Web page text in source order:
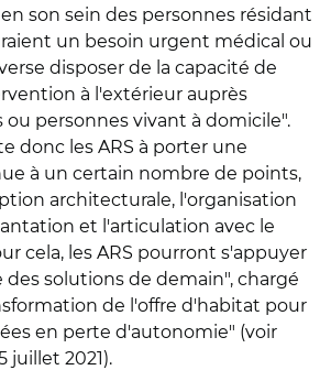
son sein des personnes résidant
un besoin urgent médical ou
disposer de la capacité de
à l'extérieur auprès
personnes vivant à domicile".
donc les ARS à porter une
à un certain nombre de points,
architecturale, l'organisation
et l'articulation avec le
cela, les ARS pourront s'appuyer
des solutions de demain", chargé
de l'offre d'habitat pour
en perte d'autonomie" (voir
juillet 2021).